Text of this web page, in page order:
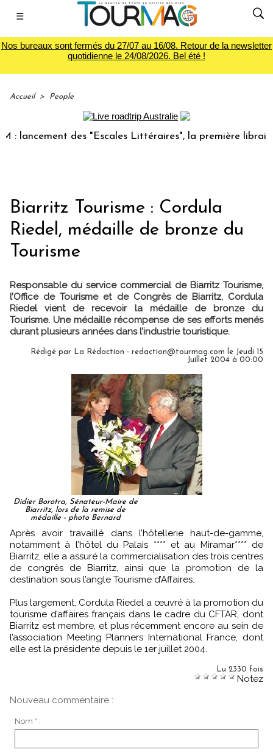
☰
Nos bureaux sont fermés du 27/07 au 16/08. Retour de la newsletter
quotidienne le 24/08/2026. Bel été !
Accueil > People
des "Escales Littéraires", la première librairie
Biarritz Tourisme : Cordula
Riedel, médaille de bronze du
Tourisme
Responsable du service commercial de Biarritz Tourisme,
l’Office de Tourisme et de Congrès de Biarritz, Cordula
Riedel vient de recevoir la médaille de bronze du
Tourisme. Une médaille récompense de ses efforts menés
durant plusieurs années dans l’industrie touristique.
Rédigé par La Rédaction - redaction@tourmag.com le Jeudi 15
Juillet 2004 à 00:00
Didier Borotra, Sénateur-Maire de
Biarritz, lors de la remise de
médaille - photo Bernard
Après avoir travaillé dans l’hôtellerie haut-de-gamme,
notamment à l’hôtel du Palais **** et au Miramar**** de
Biarritz, elle a assuré la commercialisation des trois centres
de congrès de Biarritz, ainsi que la promotion de la
destination sous l’angle Tourisme d’Affaires.
Plus largement, Cordula Riedel a œuvré à la promotion du
tourisme d’affaires français dans le cadre du CFTAR, dont
Biarritz est membre, et plus récemment encore au sein de
l’association Meeting Planners International France, dont
elle est la présidente depuis le 1er juillet 2004.
Lu 2330 fois
Notez
Nouveau commentaire :
Nom * :